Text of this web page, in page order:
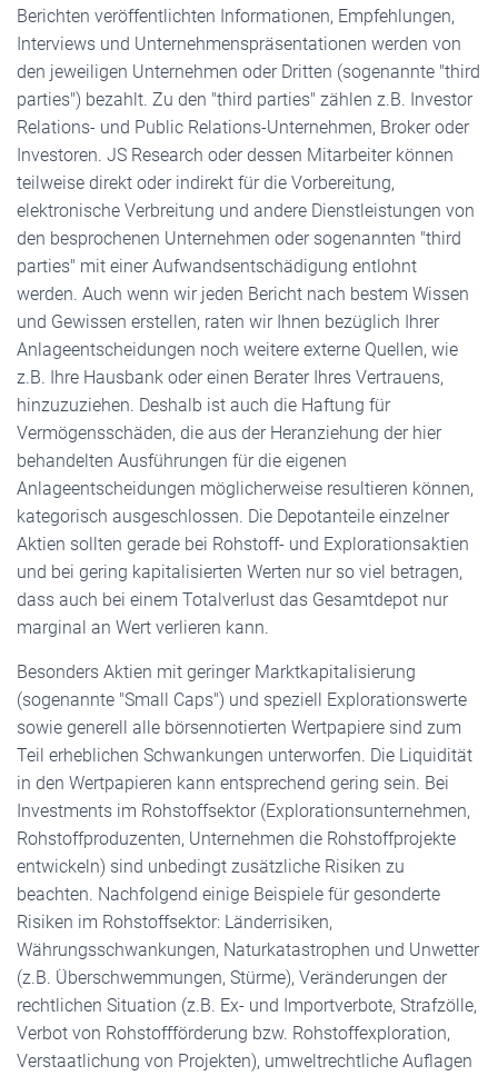
Berichten veröffentlichten Informationen, Empfehlungen,
Interviews und Unternehmenspräsentationen werden von
den jeweiligen Unternehmen oder Dritten (sogenannte "third
parties") bezahlt. Zu den "third parties" zählen z.B. Investor
Relations- und Public Relations-Unternehmen, Broker oder
Investoren. JS Research oder dessen Mitarbeiter können
teilweise direkt oder indirekt für die Vorbereitung,
elektronische Verbreitung und andere Dienstleistungen von
den besprochenen Unternehmen oder sogenannten "third
parties" mit einer Aufwandsentschädigung entlohnt
werden. Auch wenn wir jeden Bericht nach bestem Wissen
und Gewissen erstellen, raten wir Ihnen bezüglich Ihrer
Anlageentscheidungen noch weitere externe Quellen, wie
z.B. Ihre Hausbank oder einen Berater Ihres Vertrauens,
hinzuzuziehen. Deshalb ist auch die Haftung für
Vermögensschäden, die aus der Heranziehung der hier
behandelten Ausführungen für die eigenen
Anlageentscheidungen möglicherweise resultieren können,
kategorisch ausgeschlossen. Die Depotanteile einzelner
Aktien sollten gerade bei Rohstoff- und Explorationsaktien
und bei gering kapitalisierten Werten nur so viel betragen,
dass auch bei einem Totalverlust das Gesamtdepot nur
marginal an Wert verlieren kann.
Besonders Aktien mit geringer Marktkapitalisierung
(sogenannte "Small Caps") und speziell Explorationswerte
sowie generell alle börsennotierten Wertpapiere sind zum
Teil erheblichen Schwankungen unterworfen. Die Liquidität
in den Wertpapieren kann entsprechend gering sein. Bei
Investments im Rohstoffsektor (Explorationsunternehmen,
Rohstoffproduzenten, Unternehmen die Rohstoffprojekte
entwickeln) sind unbedingt zusätzliche Risiken zu
beachten. Nachfolgend einige Beispiele für gesonderte
Risiken im Rohstoffsektor: Länderrisiken,
Währungsschwankungen, Naturkatastrophen und Unwetter
(z.B. Überschwemmungen, Stürme), Veränderungen der
rechtlichen Situation (z.B. Ex- und Importverbote, Strafzölle,
Verbot von Rohstoffförderung bzw. Rohstoffexploration,
Verstaatlichung von Projekten), umweltrechtliche Auflagen